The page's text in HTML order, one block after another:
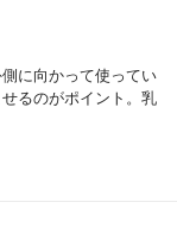
に向かって使ってい
るのがポイント。乳